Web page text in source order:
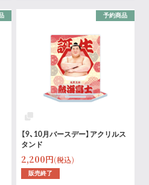
予約商品
【9、10月バースデー】アクリルス
タンド
2,200円(税込)
販売終了